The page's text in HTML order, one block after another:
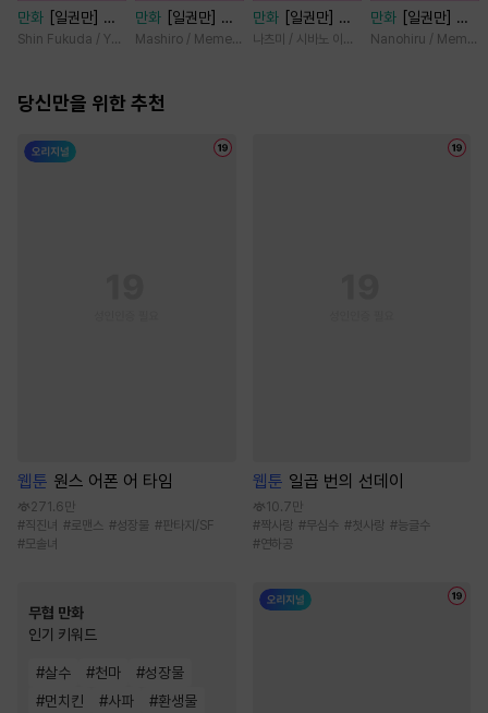
만화
[일권만] 전
하께서는 오늘도
(웃음) [단행본]
Shin Fukuda / Yoko Kurosu
만화
[일권만] 실
례지만 약혼자님,
Mashiro / Memeko
만화
[일권만] 모
든 것을 포기한 평
나츠미 / 시바노 이즈미
만화
[일권만] 웃
지 않는 약혼자님
Nanohiru / Memeko
당신만을 위한 추천
웹툰 원스 어폰 어 타임
271.6만
#직진녀 #로맨스 #성장물 #판타지/SF
#모솔녀
무협 만화
인기 키워드
#살수 #천마 #성장물
#먼치킨 #사파 #환생물
웹툰 일곱 번의 선데이
10.7만
#짝사랑 #무심수 #첫사랑 #능글수
#연하공